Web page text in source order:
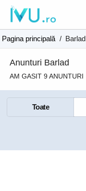
Pagina principală / Barlad
Anunturi Barlad
AM GASIT 9 ANUNTURI
Toate